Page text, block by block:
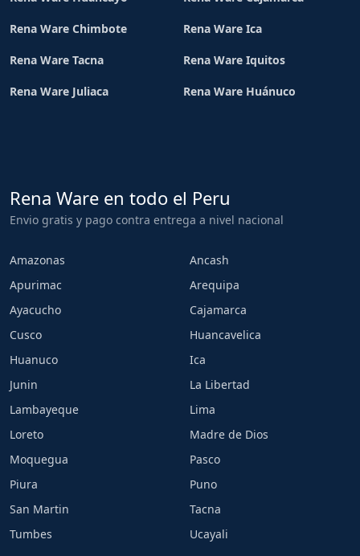
Rena Ware Chimbote Rena Ware Ica
Rena Ware Tacna Rena Ware Iquitos
Rena Ware Juliaca Rena Ware Huánuco
Rena Ware en todo el Peru
Envio gratis y pago contra entrega a nivel nacional
Amazonas
Ancash
Apurimac
Arequipa
Ayacucho
Cajamarca
Cusco
Huancavelica
Huanuco
Ica
Junin
La Libertad
Lambayeque
Lima
Loreto
Madre de Dios
Moquegua
Pasco
Piura
Puno
San Martin
Tacna
Tumbes
Ucayali